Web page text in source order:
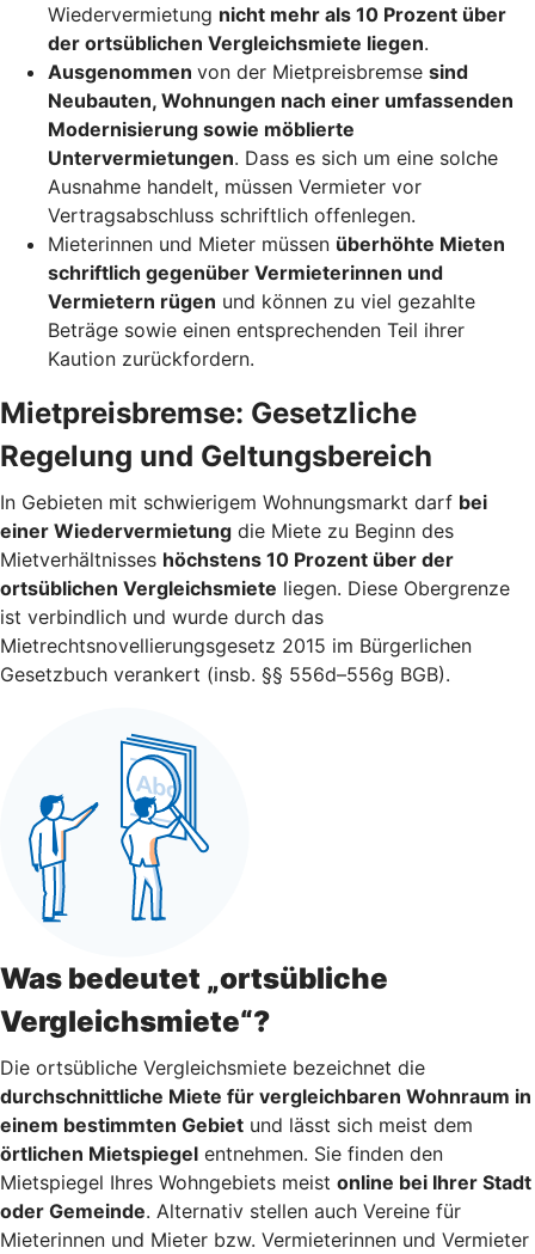
Wiedervermietung nicht mehr als 10 Prozent über
der ortsüblichen Vergleichsmiete liegen.
Ausgenommen von der Mietpreisbremse sind
Neubauten, Wohnungen nach einer umfassenden
Modernisierung sowie möblierte
Untervermietungen. Dass es sich um eine solche
Ausnahme handelt, müssen Vermieter vor
Vertragsabschluss schriftlich offenlegen.
Mieterinnen und Mieter müssen überhöhte Mieten
schriftlich gegenüber Vermieterinnen und
Vermietern rügen und können zu viel gezahlte
Beträge sowie einen entsprechenden Teil ihrer
Kaution zurückfordern.
Mietpreisbremse: Gesetzliche
Regelung und Geltungsbereich
In Gebieten mit schwierigem Wohnungsmarkt darf bei
einer Wiedervermietung die Miete zu Beginn des
Mietverhältnisses höchstens 10 Prozent über der
ortsüblichen Vergleichsmiete liegen. Diese Obergrenze
ist verbindlich und wurde durch das
Mietrechtsnovellierungsgesetz 2015 im Bürgerlichen
Gesetzbuch verankert (insb. §§ 556d–556g BGB).
Was bedeutet „ortsübliche
Vergleichsmiete“?
Die ortsübliche Vergleichsmiete bezeichnet die
durchschnittliche Miete für vergleichbaren Wohnraum in
einem bestimmten Gebiet und lässt sich meist dem
örtlichen Mietspiegel entnehmen. Sie finden den
Mietspiegel Ihres Wohngebiets meist online bei Ihrer Stadt
oder Gemeinde. Alternativ stellen auch Vereine für
Mieterinnen und Mieter bzw. Vermieterinnen und Vermieter